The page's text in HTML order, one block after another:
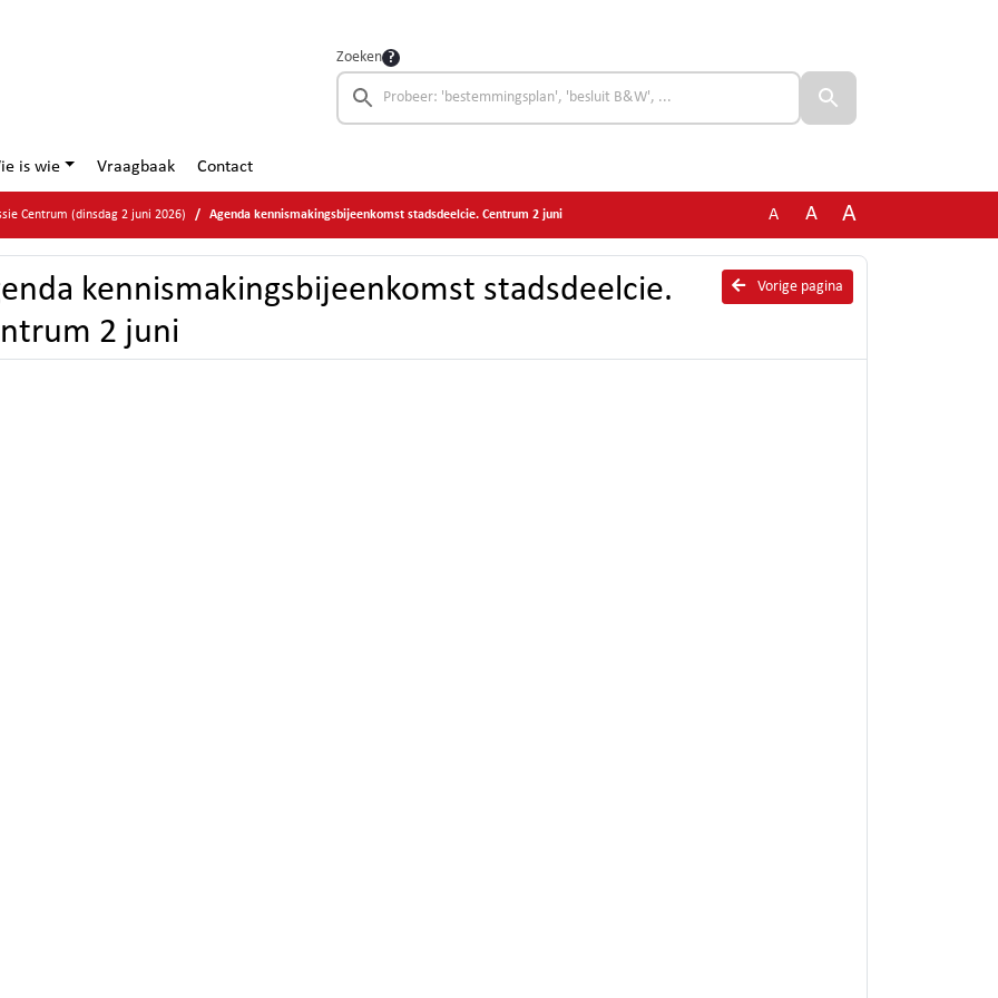
Zoeken
is wie Vraagbaak Contact
Centrum (dinsdag 2 juni 2026) Agenda kennismakingsbijeenkomst stadsdeelcie. Centrum 2 juni A A A
Vorige pagina
kennismakingsbijeenkomst stadsdeelcie.
2 juni